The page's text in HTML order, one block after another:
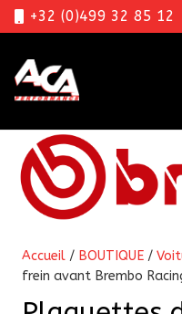
+32 (0)499 32 85 12
Accueil / BOUTIQUE /
frein avant Brembo